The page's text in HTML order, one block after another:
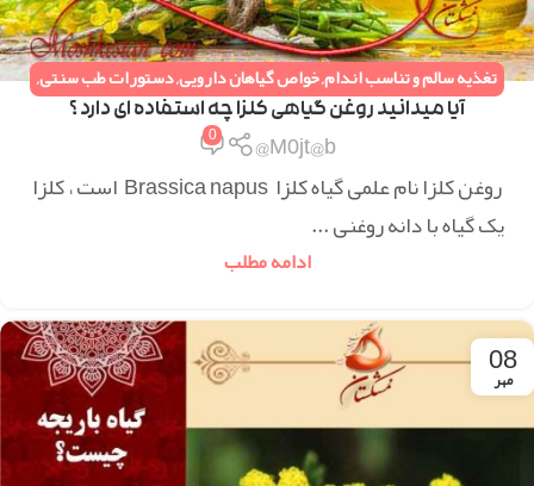
تغذیه سالم و تناسب اندام,خواص گیاهان دارویی,دستورات طب سنتی,
همه مقالات
آیا میدانید روغن گیاهی کلزا چه استفاده ای دارد ؟
M0jt@b@
0
روغن کلزا نام علمی گیاه کلزا Brassica napus است ، کلزا
یک گیاه با دانه روغنی ...
ادامه مطلب
08
مهر